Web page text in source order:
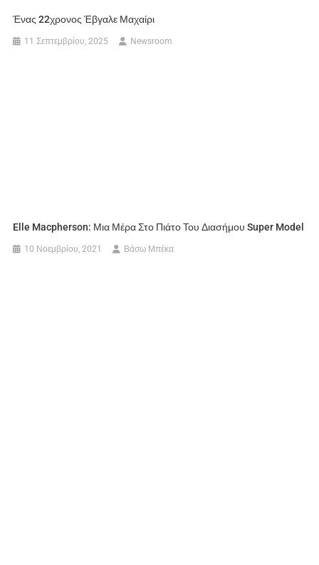
Ένας 22χρονος Έβγαλε Μαχαίρι
11 Σεπτεμβρίου, 2025 Newsroom
Elle Macpherson: Μια Μέρα Στο Πιάτο Του Διασήμου Super Model
10 Νοεμβρίου, 2021 Βάσω Μπέκα